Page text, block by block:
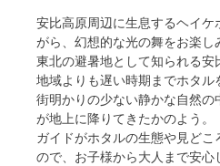
安比高原周辺に生息するヘイ
がら、幻想的な光の舞をお楽し
東北の避暑地として知られる
地域よりも遅い時期までホタル
街明かりの少ない静かな自然
が地上に降りてきたかのよう。
ガイドがホタルの生態や見ど
ので、お子様から大人まで安心